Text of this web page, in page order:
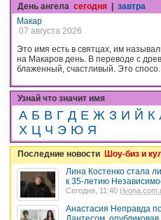
День ангела сегодня | завтра
Макар
07 августа 2026
Это имя есть в святцах, им
на Макаров день. В переводе с
блаженный, счастливый. Это спосо...
Узнай что значит имя
А Б В Г Д Е Ж З И Й К
Х Ц Ч Э Ю Я
Последние новости Шоу-биз и
Лина Костенко стала
к 35-летию
Сегодня, 11:40 (
Анастасия Неправда